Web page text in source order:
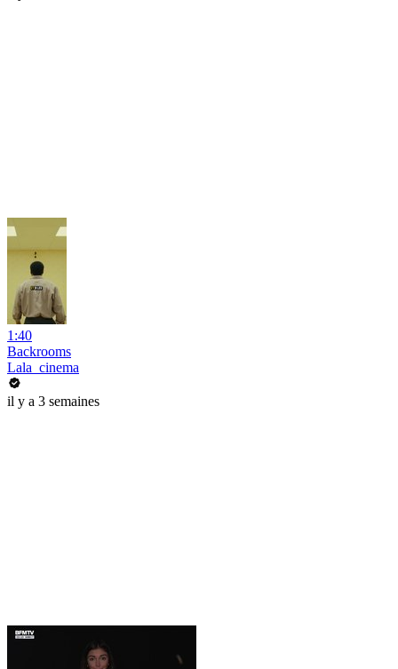
1:40
Backrooms
Lala_cinema
il y a 3 semaines